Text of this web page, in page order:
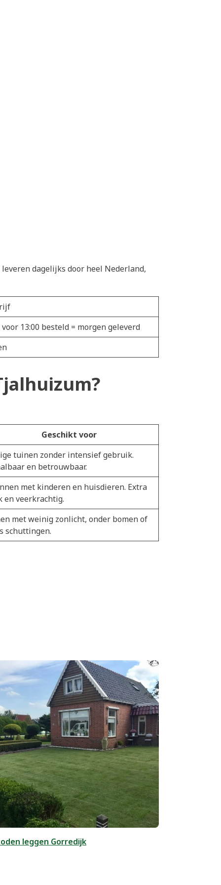
dagelijks door heel Nederland,
13:00 besteld = morgen geleverd
Geschikt voor
tuinen zonder intensief gebruik.
en betrouwbaar.
met kinderen en huisdieren. Extra
en veerkrachtig.
met weinig zonlicht, onder bomen of
schuttingen.
leggen Gorredijk